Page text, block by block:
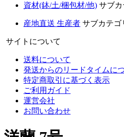
資材(鉢/土/梱包材/他) サブカ
産地直送 生産者 サブカテゴ
サイトについて
送料について
発送からのリードタイムに
特定商取引に基づく表示
ご利用ガイド
運営会社
お問い合わせ